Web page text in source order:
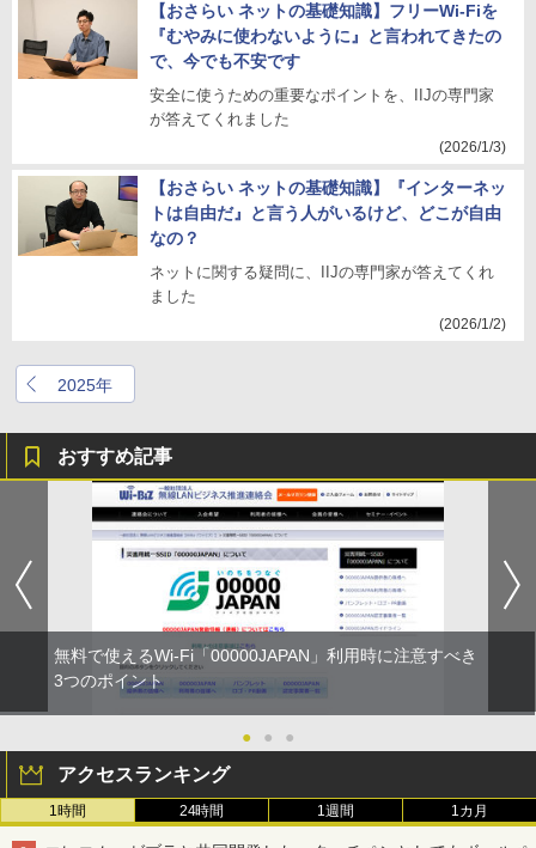
【おさらい ネットの基礎知識】フリーWi-Fiを
『むやみに使わないように』と言われてきたの
で、今でも不安です
安全に使うための重要なポイントを、IIJの専門家
が答えてくれました
(2026/1/3)
【おさらい ネットの基礎知識】『インターネッ
トは自由だ』と言う人がいるけど、どこが自由
なの？
ネットに関する疑問に、IIJの専門家が答えてくれ
ました
(2026/1/2)
2025年
おすすめ記事
無料で使えるWi-Fi「00000JAPAN」利用時に注意すべき
3つのポイント
● ● ●
アクセスランキング
1時間 24時間 1週間 1カ月